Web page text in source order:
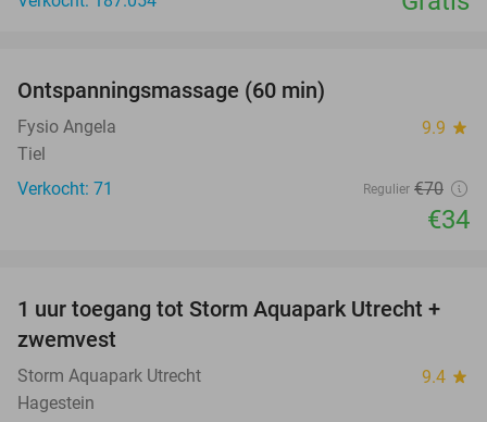
Ontspanningsmassage (60 min)
Fysio Angela 9.9 star
Tiel
Verkocht: 71
Regulier €70
€34
31%
1 uur toegang tot Storm Aquapark Utrecht +
zwemvest
Storm Aquapark Utrecht 9.4 star
Hagestein